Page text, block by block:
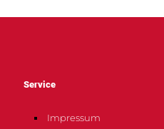
Service
Impressum